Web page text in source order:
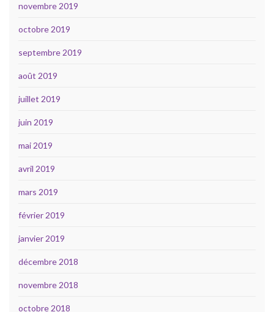
novembre 2019
octobre 2019
septembre 2019
août 2019
juillet 2019
juin 2019
mai 2019
avril 2019
mars 2019
février 2019
janvier 2019
décembre 2018
novembre 2018
octobre 2018